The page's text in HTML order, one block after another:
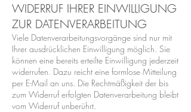
WIDERRUF IHRER EINWILLIGUNG
ZUR DATENVERARBEITUNG
Viele Datenverarbeitungsvorgänge sind nur mit
Ihrer ausdrücklichen Einwilligung möglich. Sie
können eine bereits erteilte Einwilligung jederzeit
widerrufen. Dazu reicht eine formlose Mitteilung
per E-Mail an uns. Die Rechtmäßigkeit der bis
zum Widerruf erfolgten Datenverarbeitung bleibt
vom Widerruf unberührt.